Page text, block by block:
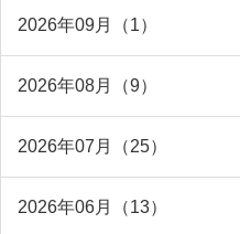
2026年09月（1）
2026年08月（9）
2026年07月（25）
2026年06月（13）